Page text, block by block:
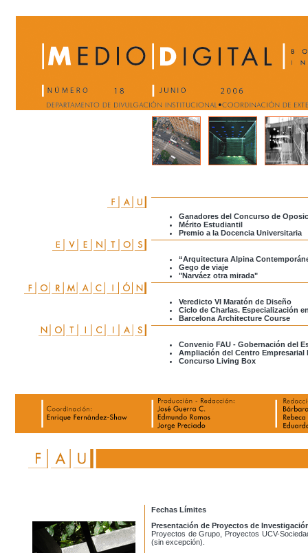
Ganadores del Concurso de
Mérito Estudiantil
Premio a la Docencia Universitaria
“Arquitectura Alpina
Gego de viaje
"Narváez otra mirada"
Veredicto VI Maratón de Diseño
Ciclo de Charlas. Especialización
Barcelona Architecture Course
Convenio FAU - Gobernación del
Ampliación del Centro Empresarial
Concurso Living Box
Fechas Límites
Presentación de Proyectos de
Proyectos de Grupo, Proyectos UCV-
(sin excepción).